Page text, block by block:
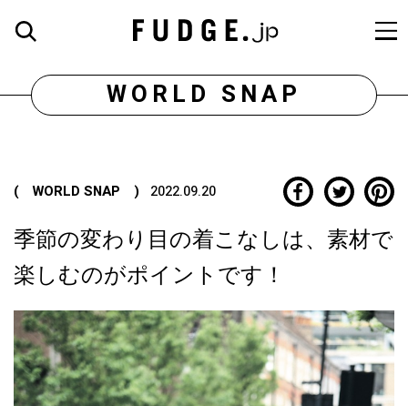
WORLD SNAP
( WORLD SNAP ) 2022.09.20
季節の変わり目の着こなしは、素材で
楽しむのがポイントです！